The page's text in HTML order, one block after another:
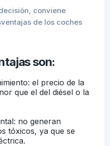
conviene
de los coches
son:
el precio de la
que el del diésel o la
no generan
tóxicos, ya que se